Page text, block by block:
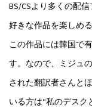
BS/CSより多くの配
好きな作品を楽しめ
この作品には韓国で
す。なので、ミジュ
された翻訳者さんと
いる方は“私のデスク